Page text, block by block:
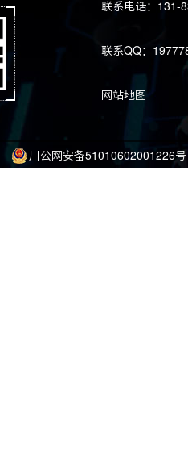
联系电话：131-
联系QQ：
网站地图
川公网安备51010602001226号